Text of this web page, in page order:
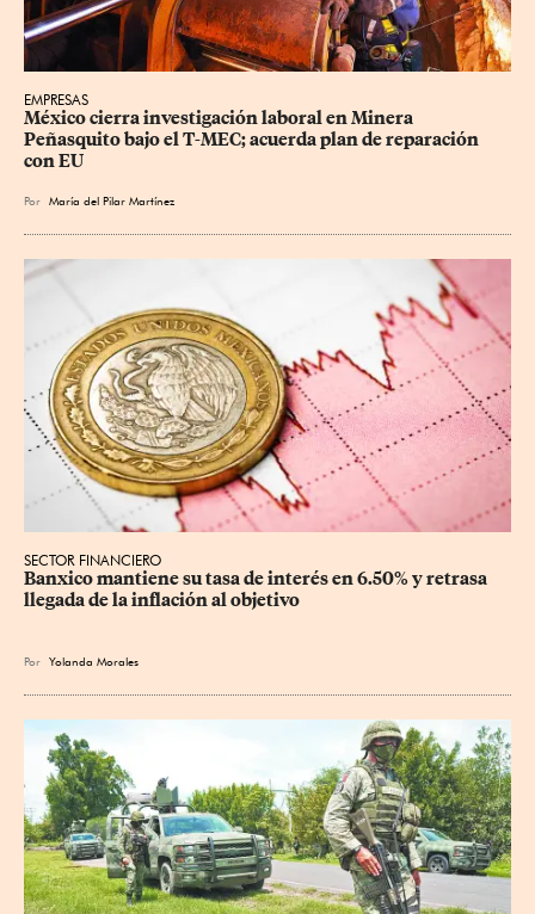
EMPRESAS
México cierra investigación laboral en Minera
Peñasquito bajo el T-MEC; acuerda plan de reparación
con EU
Por María del Pilar Martínez
SECTOR FINANCIERO
Banxico mantiene su tasa de interés en 6.50% y retrasa
llegada de la inflación al objetivo
Por Yolanda Morales